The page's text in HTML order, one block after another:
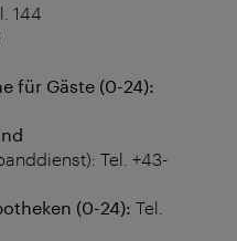
144
für Gäste (0-24):
Tel. +43-
(0-24): Tel.